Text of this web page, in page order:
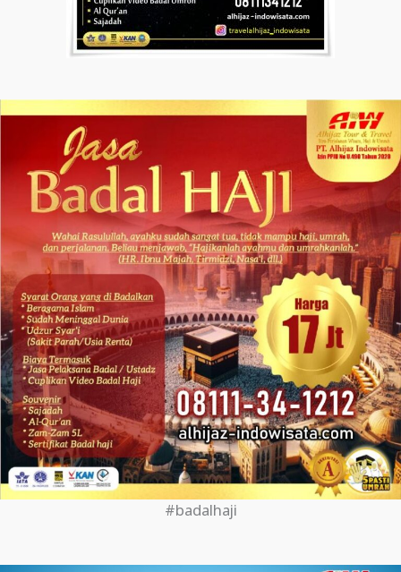
#badalhaji